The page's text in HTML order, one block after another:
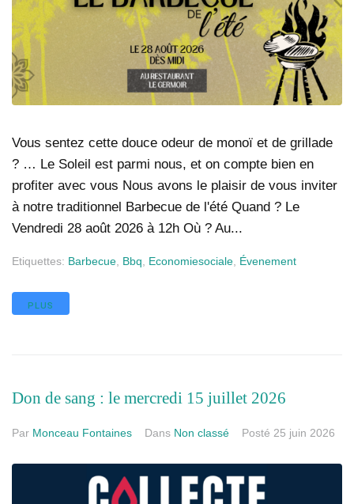
Vous sentez cette douce odeur de monoï et de grillade
? … Le Soleil est parmi nous, et on compte bien en
profiter avec vous Nous avons le plaisir de vous inviter
à notre traditionnel Barbecue de l'été Quand ? Le
Vendredi 28 août 2026 à 12h Où ? Au...
Etiquettes: Barbecue Bbq Economiesociale Évenement
PLUS
Don de sang : le mercredi 15 juillet 2026
Par Monceau Fontaines Dans Non classé Posté 25 juin 2026